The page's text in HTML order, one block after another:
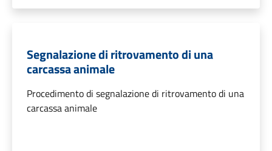
Segnalazione di ritrovamento di una
carcassa animale
Procedimento di segnalazione di ritrovamento di una
carcassa animale